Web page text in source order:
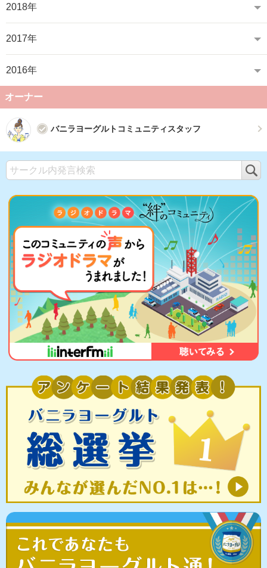
2018年
2017年
2016年
オーナー
バニラヨーグルトコミュニティスタッフ